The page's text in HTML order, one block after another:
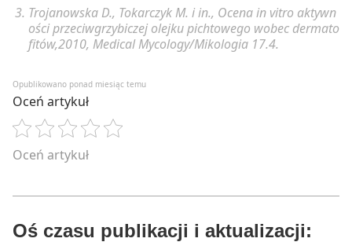
Trojanowska D., Tokarczyk M. i in., Ocena in vitro aktywn
ości przeciwgrzybiczej olejku pichtowego wobec dermato
fitów,2010, Medical Mycology/Mikologia 17.4.
Opublikowano ponad miesiąc temu
Oceń artykuł
Oceń artykuł
Oś czasu publikacji i aktualizacji: